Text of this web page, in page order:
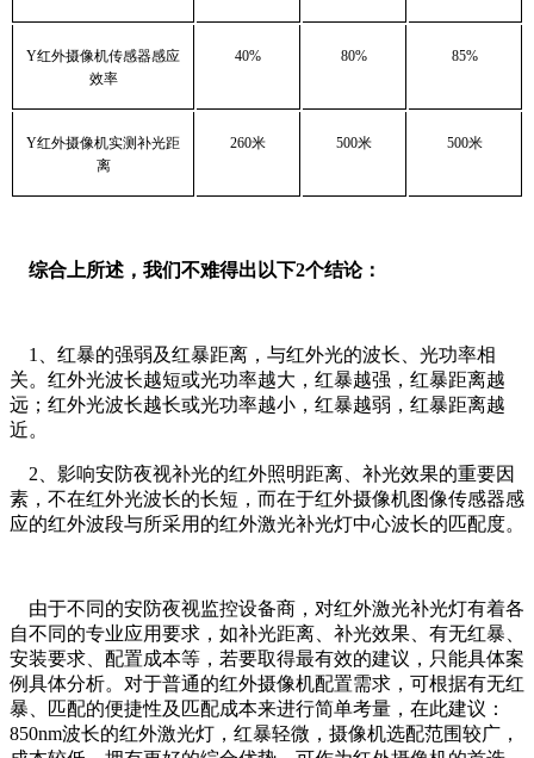
Y红外摄像机传感器感应
效率
40% 80% 85%
Y红外摄像机实测补光距
离
260米 500米 500米
综合上所述，我们不难得出以下2个结论：
1、红暴的强弱及红暴距离，与红外光的波长、光功率相
关。红外光波长越短或光功率越大，红暴越强，红暴距离越
远；红外光波长越长或光功率越小，红暴越弱，红暴距离越
近。
2、影响安防夜视补光的红外照明距离、补光效果的重要因
素，不在红外光波长的长短，而在于红外摄像机图像传感器感
应的红外波段与所采用的红外激光补光灯中心波长的匹配度。
由于不同的安防夜视监控设备商，对红外激光补光灯有着各
自不同的专业应用要求，如补光距离、补光效果、有无红暴、
安装要求、配置成本等，若要取得最有效的建议，只能具体案
例具体分析。对于普通的红外摄像机配置需求，可根据有无红
暴、匹配的便捷性及匹配成本来进行简单考量，在此建议：
850nm波长的红外激光灯，红暴轻微，摄像机选配范围较广，